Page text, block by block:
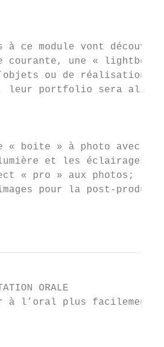
ce module vont
une « lightbox
ou de réalisations
leur portfolio sera
« boite » à photo avec
et les éclairages;
« pro » aux photos;
pour la post-
ORALE
à l’oral plus facilement